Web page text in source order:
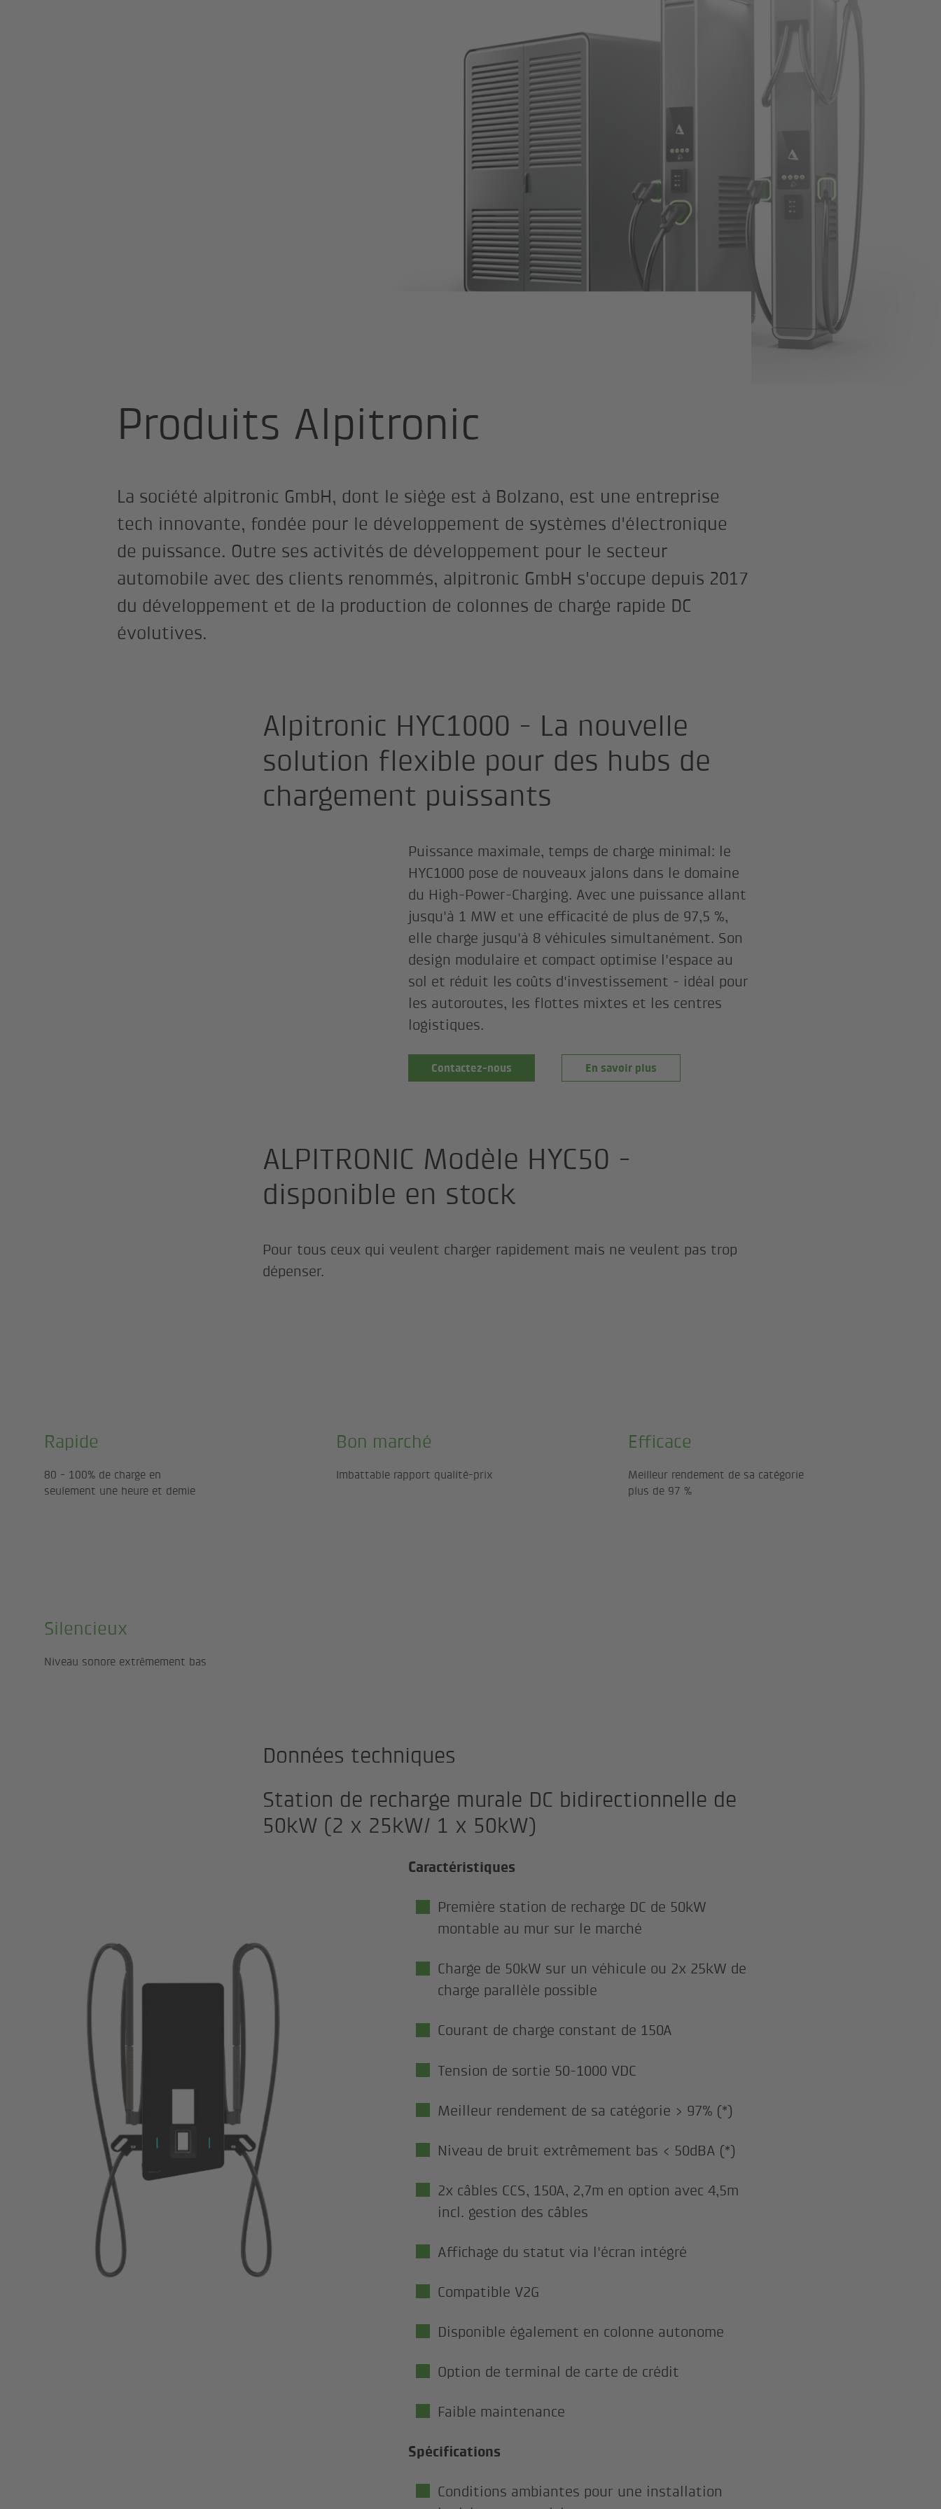
Produits Alpitronic
La société alpitronic GmbH, dont le siège est à Bolzano, est une entreprise
tech innovante, fondée pour le développement de systèmes d'électronique
de puissance. Outre ses activités de développement pour le secteur
automobile avec des clients renommés, alpitronic GmbH s'occupe depuis 2017
du développement et de la production de colonnes de charge rapide DC
évolutives.
Alpitronic HYC1000 - La nouvelle
solution flexible pour des hubs de
chargement puissants
Puissance maximale, temps de charge minimal: le
HYC1000 pose de nouveaux jalons dans le domaine
du High-Power-Charging. Avec une puissance allant
jusqu'à 1 MW et une efficacité de plus de 97,5 %,
elle charge jusqu'à 8 véhicules simultanément. Son
design modulaire et compact optimise l'espace au
sol et réduit les coûts d'investissement - idéal pour
les autoroutes, les flottes mixtes et les centres
logistiques.
Contactez-nous En savoir plus
ALPITRONIC Modèle HYC50 -
disponible en stock
Pour tous ceux qui veulent charger rapidement mais ne veulent pas trop
dépenser.
Rapide
80 - 100% de charge en
seulement une heure et demie
Bon marché
Imbattable rapport qualité-prix
Efficace
Meilleur rendement de sa catégorie
plus de 97 %
Silencieux
Niveau sonore extrêmement bas
Données techniques
Station de recharge murale DC bidirectionnelle de
50kW (2 x 25kW/ 1 x 50kW)
Caractéristiques
Première station de recharge DC de 50kW
montable au mur sur le marché
Charge de 50kW sur un véhicule ou 2x 25kW de
charge parallèle possible
Courant de charge constant de 150A
Tension de sortie 50-1000 VDC
Meilleur rendement de sa catégorie > 97% (*)
Niveau de bruit extrêmement bas < 50dBA (*)
2x câbles CCS, 150A, 2,7m en option avec 4,5m
incl. gestion des câbles
Affichage du statut via l'écran intégré
Compatible V2G
Disponible également en colonne autonome
Option de terminal de carte de crédit
Faible maintenance
Spécifications
Conditions ambiantes pour une installation